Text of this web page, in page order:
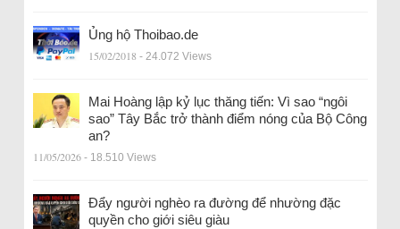
Ủng hộ Thoibao.de
15/02/2018 - 24.072 Views
Mai Hoàng lập kỷ lục thăng tiến: Vì sao “ngôi
sao” Tây Bắc trở thành điểm nóng của Bộ Công
an?
11/05/2026 - 18.510 Views
Đẩy người nghèo ra đường để nhường đặc
quyền cho giới siêu giàu